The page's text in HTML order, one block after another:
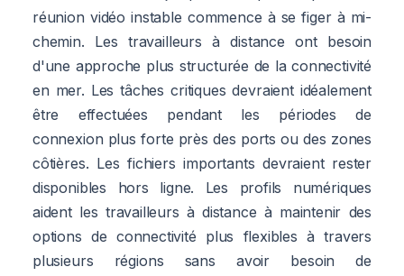
réunion vidéo instable commence à se figer à mi-
chemin. Les travailleurs à distance ont besoin
d'une approche plus structurée de la connectivité
en mer. Les tâches critiques devraient idéalement
être effectuées pendant les périodes de
connexion plus forte près des ports ou des zones
côtières. Les fichiers importants devraient rester
disponibles hors ligne. Les profils numériques
aident les travailleurs à distance à maintenir des
options de connectivité plus flexibles à travers
plusieurs régions sans avoir besoin de